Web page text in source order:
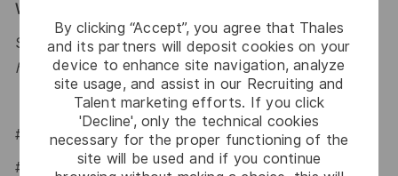
By clicking “Accept”, you agree that Thales
and its partners will deposit cookies on your
device to enhance site navigation, analyze
site usage, and assist in our Recruiting and
Talent marketing efforts. If you click
'Decline', only the technical cookies
necessary for the proper functioning of the
site will be used and if you continue
Why Join Us?
Say HI and learn more about working at Thalesclick
here
#LI-Onsite
#LI-IP1